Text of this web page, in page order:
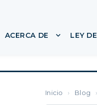
ACERCA DE Mostrar
LEY
Inicio › Blog ›